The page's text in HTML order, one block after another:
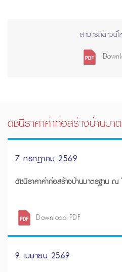
สามารถดาวน์
ดัชนีราคาค่าก่อสร้างบ้านม
7 กรกฎาคม 2569
ดัชนีราคาค่าก่อสร้างบ้านมาตรฐาน
Download PDF
9 เมษายน 2569